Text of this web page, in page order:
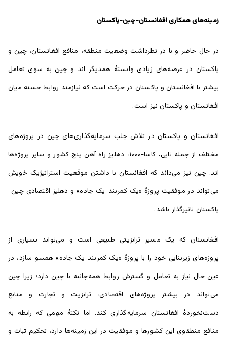
زمینه‌های همکاری افغانستان-چین-پاکستان
در حال حاضر و با در نظرداشت وضعیت منطقه، منافع افغانستان، چین و
پاکستان در عرصه‌های زیادی وابستۀ همدیگر اند و چین به سوی تعامل
بیشتر با افغانستان و پاکستان در حرکت است که نیازمند روابط حسنه میان
افغانستان و پاکستان نیز است.
افغانستان و پاکستان در تلاش جلب سرمایه‌گذاری‌های چین در پروژه‌های
مختلف از جمله تاپی، کاسا-۱۰۰۰، دهلیز راه آهن پنج کشور و سایر پروژه‌ها
اند. چین نیز می‌داند که افغانستان با داشتن موقعیت استراتیژیک خویش
می‌تواند در موفقیت پروژۀ «یک کمربند-یک جاده» و دهلیز اقتصادی چین-
پاکستان تاثیرگذار باشد.
افغانستان که یک مسیر ترانزیتی طبیعی است و می‌تواند بسیاری از
پروژه‌های زیربنایی خود را با پروژۀ «یک کمربند-یک جاده» همسو سازد، در
عین حال نیاز به تعامل و گسترش روابط همه‌جانبه با چین دارد؛ زیرا چین
می‌تواند در بیشتر پروژه‌های اقتصادی، ترانزیت و تجارت و منابع
دست‌نخوردۀ افغانستان سرمایه‌گذاری کند. اما نکتۀ مهمی که رابطه به
منافع منطقوی این کشورها و موفقیت در این زمینه‌ها دارد، تحکیم ثبات و